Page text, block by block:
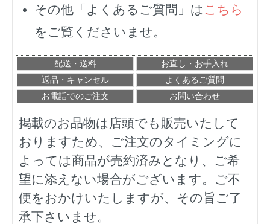
その他「よくあるご質問」は こちら
をご覧くださいませ。
配送・送料
お直し・お手入れ
返品・キャンセル
よくあるご質問
お電話でのご注文
お問い合わせ
掲載のお品物は店頭でも販売いたして
おりますため、ご注文のタイミングに
よっては商品が売約済みとなり、ご希
望に添えない場合がございます。ご不
便をおかけいたしますが、その旨ご了
承下さいませ。